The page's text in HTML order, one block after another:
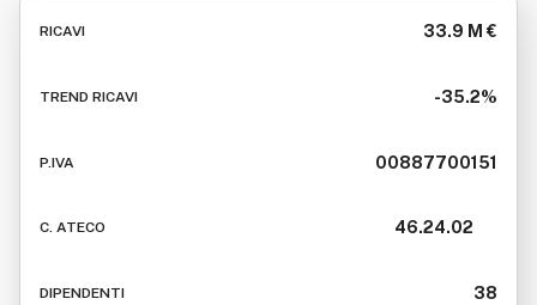
RICAVI 33.9 M €
TREND RICAVI -35.2%
P.IVA 00887700151
C. ATECO 46.24.02
DIPENDENTI 38